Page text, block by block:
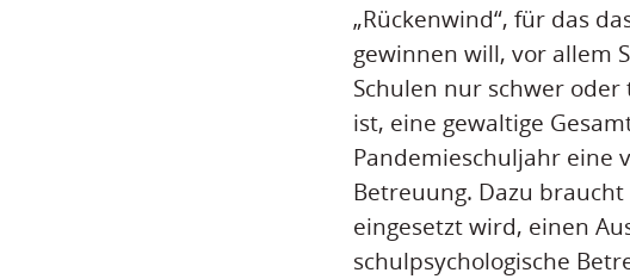
„Rückenwind“, für das
gewinnen will, vor allem
Schulen nur schwer
ist, eine gewaltige
Pandemieschuljahr eine
Betreuung. Dazu
eingesetzt wird, einen
schulpsychologische